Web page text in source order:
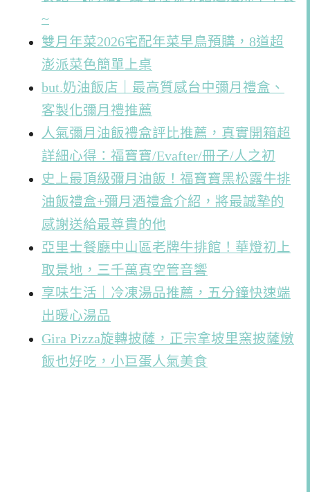
~
雙月年菜2026宅配年菜早鳥預購，8道超
澎派菜色簡單上桌
but.奶油飯店｜最高質感台中彌月禮盒、
客製化彌月禮推薦
人氣彌月油飯禮盒評比推薦，真實開箱超
詳細心得：福寶寶/Evafter/冊子/人之初
史上最頂級彌月油飯！福寶寶黑松露牛排
油飯禮盒+彌月酒禮盒介紹，將最誠摯的
感謝送給最尊貴的他
亞里士餐廳中山區老牌牛排館！華燈初上
取景地，三千萬真空管音響
享味生活｜冷凍湯品推薦，五分鐘快速端
出暖心湯品
Gira Pizza旋轉披薩，正宗拿坡里窯披薩燉
飯也好吃，小巨蛋人氣美食